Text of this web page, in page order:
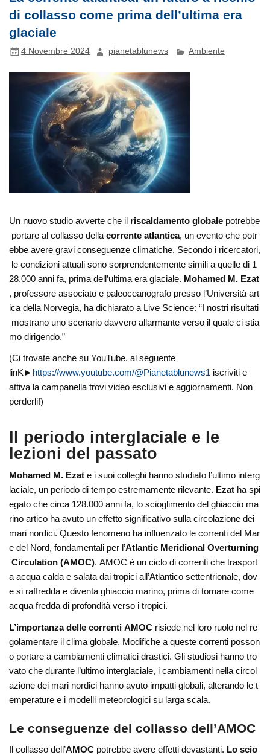
di collasso come prima dell’ultima era
glaciale
4 Novembre 2024 pianetablunews Ambiente
Un nuovo studio avverte che il riscaldamento globale potrebbe
portare al collasso dellacorrente atlantica, un evento che potr
ebbe avere gravi conseguenze climatiche. Secondo i ricercatori,
le condizioni attuali sono sorprendentemente simili a quelle di 1
28.000 anni fa, prima dell’ultima era glaciale. Mohamed M. Ezat
, professore associato e paleoceanografo presso l’Università art
ica della Norvegia, ha dichiarato a Live Science: “I nostri risultati
mostrano uno scenario davvero allarmante verso il quale ci stia
mo dirigendo.”
(Ci trovate anche su YouTube, al seguente
linK► https://www.youtube.com/@Pianetablunews1 iscriviti e
attiva la campanella trovi video esclusivi e aggiornamenti. Non
perderli!)
Il periodo interglaciale e le
lezioni del passato
Mohamed M. Ezat e i suoi colleghi hanno studiato l’ultimo interg
laciale, un periodo di tempo estremamente rilevante. Ezat ha spi
egato che circa 128.000 anni fa, lo scioglimento del ghiaccio ma
rino artico ha avuto un effetto significativo sulla circolazione dei
mari nordici. Questo fenomeno ha influenzato le correnti del Mar
e del Nord, fondamentali per l’Atlantic Meridional Overturning
Circulation (AMOC). AMOC è un ciclo di correnti che trasport
a acqua calda e salata dai tropici all’Atlantico settentrionale, dov
e si raffredda e diventa ghiaccio marino, prima di tornare come
acqua fredda di profondità verso i tropici.
L’importanza delle correnti AMOC risiede nel loro ruolo nel re
golamentare il clima globale. Modifiche a queste correnti posson
o portare a cambiamenti climatici drastici. Gli studiosi hanno tro
vato che durante l’ultimo interglaciale, i cambiamenti nella circol
azione dei mari nordici hanno avuto impatti globali, alterando le t
emperature e i modelli meteorologici su larga scala.
Le conseguenze del collasso dell’AMOC
Il collasso dell’AMOC potrebbe avere effetti devastanti. Lo scio